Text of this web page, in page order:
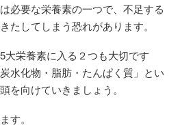
必要な栄養素の一つで、不足する
たしてしまう恐れがあります。
大栄養素に入る２つも大切です
水化物・脂肪・たんぱく質」とい
を向けていきましょう。
す。